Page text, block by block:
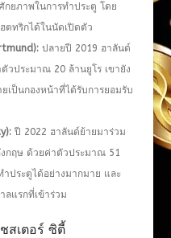
กยภาพในการทำประตู โดย
ตทริกได้ในนัดเปิดตัว​
ปลายปี 2019 ฮาลันด์
วประมาณ 20 ล้านยูโร เขายัง
เป็นกองหน้าที่ได้รับการยอมรับ
ปี 2022 ฮาลันด์ย้ายมาร่วม
กฤษ ด้วยค่าตัวประมาณ 51
ประตูได้อย่างมากมาย และ
ลแรกที่เข้าร่วม​
สเตอร์ ซิตี้